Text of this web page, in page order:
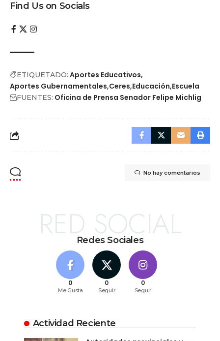
Find Us on Socials
ETIQUETADO: Aportes Educativos
Aportes Gubernamentales Ceres Educación Escuela
FUENTES: Oficina de Prensa Senador Felipe Michlig
No hay comentarios
Redes Sociales
RED SOCIAL
0
Me Gusta
0
Seguir
0
Seguir
Actividad Reciente